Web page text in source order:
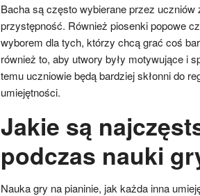
Bacha są często wybierane przez
przystępność. Również piosenki popowe
wyborem dla tych, którzy chcą grać coś
również to, aby utwory były motywujące i
temu uczniowie będą bardziej skłonni do
umiejętności.
Jakie są
podczas nauki
Nauka gry na pianinie, jak każda inna